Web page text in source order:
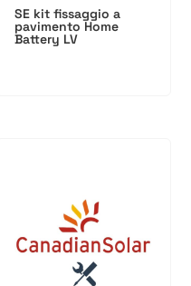
SE kit fissaggio a
pavimento Home
Battery LV